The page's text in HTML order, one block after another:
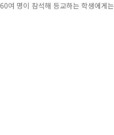
여 명이 참석해 등교하는 학생에게는
배포하는 시간을 가졌습니다. 김창
교통안전 캠페인을 통해 어린이들